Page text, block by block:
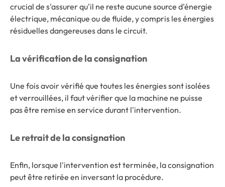
crucial de s'assurer qu'il ne reste aucune source d'énergie
électrique, mécanique ou de fluide, y compris les énergies
résiduelles dangereuses dans le circuit.
La vérification de la consignation
Une fois avoir vérifié que toutes les énergies sont isolées
et verrouillées, il faut vérifier que la machine ne puisse
pas être remise en service durant l'intervention.
Le retrait de la consignation
Enfin, lorsque l'intervention est terminée, la consignation
peut être retirée en inversant la procédure.